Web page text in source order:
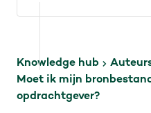
Knowledge hub
Moet ik mijn
opdrachtgever?